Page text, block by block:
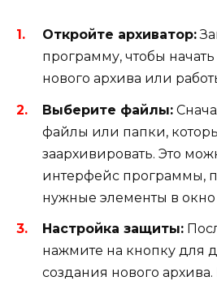
Откройте архиватор:
программу, чтобы
нового архива или
Выберите файлы:
файлы или папки,
заархивировать. Это
интерфейс программы,
нужные элементы в окно
Настройка защиты:
нажмите на кнопку для
создания нового